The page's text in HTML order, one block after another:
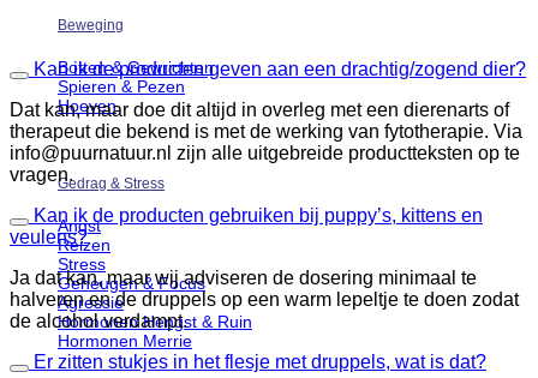
Beweging
Botten & Gewrichten
Spieren & Pezen
Hoeven
Gedrag & Stress
Angst
Reizen
Stress
Geheugen & Focus
Agressie
Hormonen Hengst & Ruin
Hormonen Merrie
Kan ik de producten geven aan een drachtig/zogend dier?
Dat kan, maar doe dit altijd in overleg met een dierenarts of
therapeut die bekend is met de werking van fytotherapie. Via
info@puurnatuur.nl zijn alle uitgebreide productteksten op te
vragen.
Kan ik de producten gebruiken bij puppy’s, kittens en
veulens?
Ja dat kan, maar wij adviseren de dosering minimaal te
halveren en de druppels op een warm lepeltje te doen zodat
de alcohol verdampt.
Er zitten stukjes in het flesje met druppels, wat is dat?